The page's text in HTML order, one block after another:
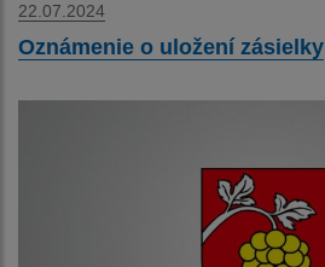
22.07.2024
Oznámenie o uložení zásielky